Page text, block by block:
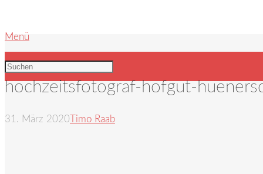
Menü
hochzeitsfotograf-hofgut-
31. März 2020 Timo Raab